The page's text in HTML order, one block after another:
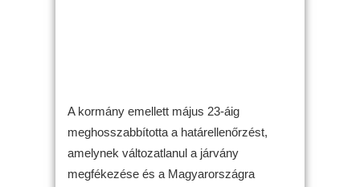
A kormány emellett május 23-áig
meghosszabbította a határellenőrzést,
amelynek változatlanul a járvány
megfékezése és a Magyarországra